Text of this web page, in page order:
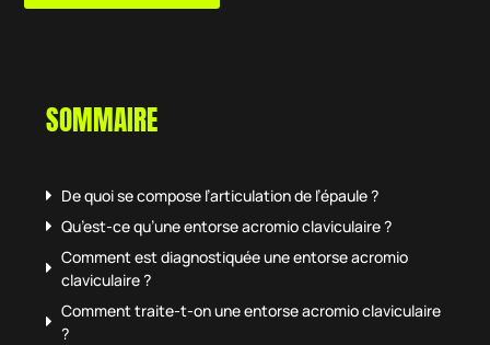
SOMMAIRE
De quoi se compose l’articulation de l’épaule ?
Qu’est-ce qu’une entorse acromio claviculaire ?
Comment est diagnostiquée une entorse acromio
claviculaire ?
Comment traite-t-on une entorse acromio claviculaire
?